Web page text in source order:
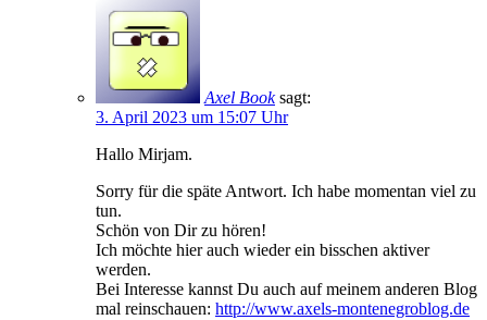
Axel Book sagt:
3. April 2023 um 15:07 Uhr
Hallo Mirjam.
Sorry für die späte Antwort. Ich habe momentan viel zu
tun.
Schön von Dir zu hören!
Ich möchte hier auch wieder ein bisschen aktiver
werden.
Bei Interesse kannst Du auch auf meinem anderen Blog
mal reinschauen: http://www.axels-montenegroblog.de